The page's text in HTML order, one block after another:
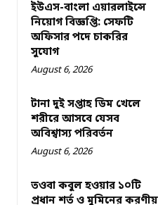
ইউএস-বাংলা এয়ারলাইন্সে
নিয়োগ বিজ্ঞপ্তি: সেফটি
অফিসার পদে চাকরির
সুযোগ
August 6, 2026
টানা দুই সপ্তাহ ডিম খেলে
শরীরে আসবে যেসব
অবিশ্বাস্য পরিবর্তন
August 6, 2026
তওবা কবুল হওয়ার ১০টি
প্রধান শর্ত ও মুমিনের করণীয়